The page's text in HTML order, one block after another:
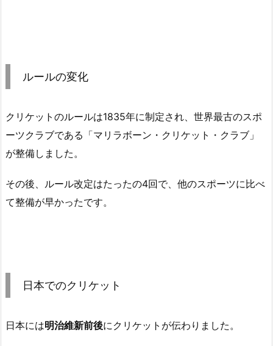
ルールの変化
クリケットのルールは1835年に制定され、世界最古のスポ
ーツクラブである「マリラボーン・クリケット・クラブ」
が整備しました。
その後、ルール改定はたったの4回で、他のスポーツに比べ
て整備が早かったです。
日本でのクリケット
日本には明治維新前後にクリケットが伝わりました。